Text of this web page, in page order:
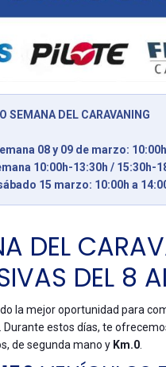
SEMANA DEL CARAVANING
08 y 09 de marzo:
10:00h-13:30h / 15:30h-
15 marzo: 10:00h a
DEL
DEL 8
la mejor oportunidad para
. Durante estos días, te
de segunda mano y Km.0